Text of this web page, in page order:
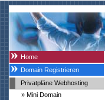
Home
Domain Registrieren
Privatpläne Webhosting
» Mini Domain